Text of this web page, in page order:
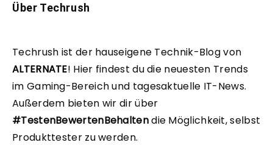
Über Techrush
Techrush ist der hauseigene Technik-Blog von
ALTERNATE! Hier findest du die neuesten Trends
im Gaming-Bereich und tagesaktuelle IT-News.
Außerdem bieten wir dir über
#TestenBewertenBehaltendie Möglichkeit, selbst
Produkttester zu werden.